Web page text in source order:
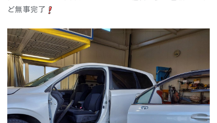
ど無事完了